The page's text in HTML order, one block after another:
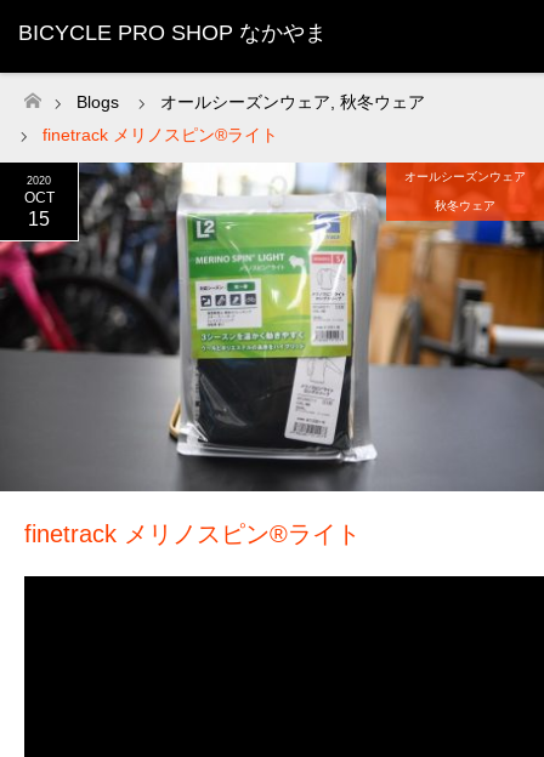
BICYCLE PRO SHOP なかやま
ホーム
Blogs オールシーズンウェア 秋冬ウェア
finetrack メリノスピン®ライト
2020
OCT
15
オールシーズンウェア
秋冬ウェア
finetrack メリノスピン®ライト